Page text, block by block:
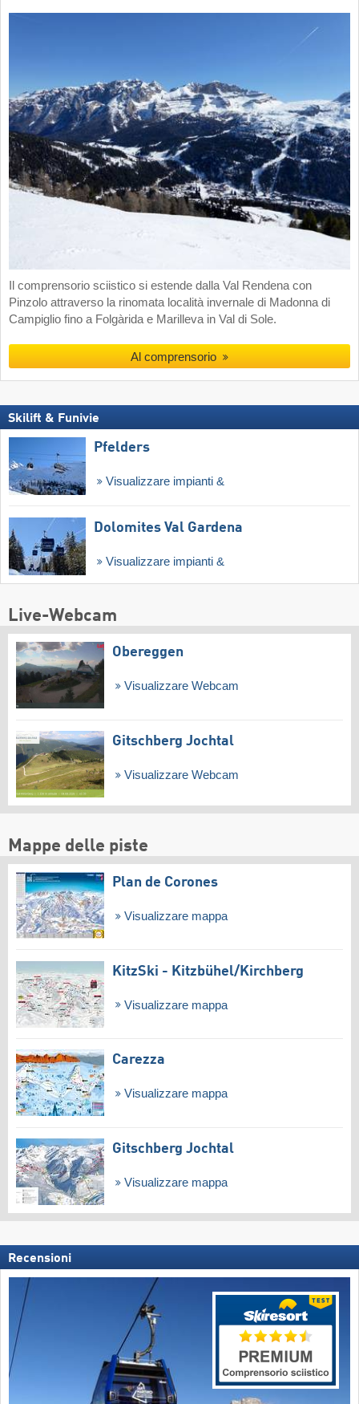
Il comprensorio sciistico si estende dalla Val Rendena con
Pinzolo attraverso la rinomata località invernale di Madonna di
Campiglio fino a Folgàrida e Marilleva in Val di Sole.
Al comprensorio
Skilift & Funivie
Pfelders
Visualizzare impianti &
Dolomites Val Gardena
Visualizzare impianti &
Live-Webcam
Obereggen
Visualizzare Webcam
Gitschberg Jochtal
Visualizzare Webcam
Mappe delle piste
Plan de Corones
Visualizzare mappa
KitzSki - Kitzbühel/​Kirchberg
Visualizzare mappa
Carezza
Visualizzare mappa
Gitschberg Jochtal
Visualizzare mappa
Recensioni